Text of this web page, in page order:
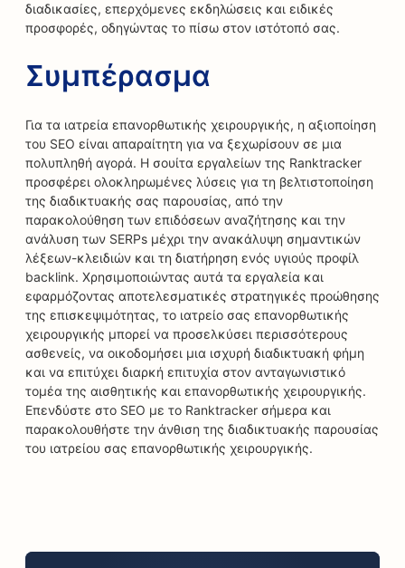
διαδικασίες, επερχόμενες εκδηλώσεις και ειδικές
προσφορές, οδηγώντας το πίσω στον ιστότοπό σας.
Συμπέρασμα
Για τα ιατρεία επανορθωτικής χειρουργικής, η αξιοποίηση
του SEO είναι απαραίτητη για να ξεχωρίσουν σε μια
πολυπληθή αγορά. Η σουίτα εργαλείων της Ranktracker
προσφέρει ολοκληρωμένες λύσεις για τη βελτιστοποίηση
της διαδικτυακής σας παρουσίας, από την
παρακολούθηση των επιδόσεων αναζήτησης και την
ανάλυση των SERPs μέχρι την ανακάλυψη σημαντικών
λέξεων-κλειδιών και τη διατήρηση ενός υγιούς προφίλ
backlink. Χρησιμοποιώντας αυτά τα εργαλεία και
εφαρμόζοντας αποτελεσματικές στρατηγικές προώθησης
της επισκεψιμότητας, το ιατρείο σας επανορθωτικής
χειρουργικής μπορεί να προσελκύσει περισσότερους
ασθενείς, να οικοδομήσει μια ισχυρή διαδικτυακή φήμη
και να επιτύχει διαρκή επιτυχία στον ανταγωνιστικό
τομέα της αισθητικής και επανορθωτικής χειρουργικής.
Επενδύστε στο SEO με το Ranktracker σήμερα και
παρακολουθήστε την άνθιση της διαδικτυακής παρουσίας
του ιατρείου σας επανορθωτικής χειρουργικής.